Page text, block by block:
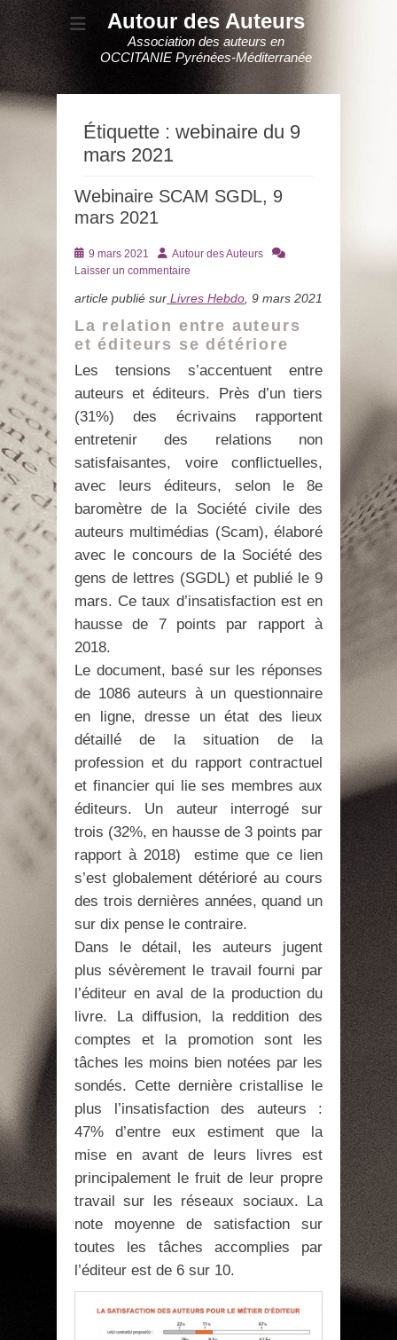
Autour des Auteurs
Association des auteurs en
OCCITANIE Pyrénées-Méditerranée
Étiquette : webinaire du 9
mars 2021
Webinaire SCAM SGDL, 9
mars 2021
Posté
le
9 mars 2021 AuteurAutour des Auteurs
Laisser un commentaire
article publié sur Livres Hebdo , 9 mars 2021
La relation entre auteurs
et éditeurs se détériore
Les tensions s’accentuent entre
auteurs et éditeurs. Près d’un tiers
(31%) des écrivains rapportent
entretenir des relations non
satisfaisantes, voire conflictuelles,
avec leurs éditeurs, selon le 8e
baromètre de la Société civile des
auteurs multimédias (Scam), élaboré
avec le concours de la Société des
gens de lettres (SGDL) et publié le 9
mars. Ce taux d’insatisfaction est en
hausse de 7 points par rapport à
2018.
Le document, basé sur les réponses
de 1086 auteurs à un questionnaire
en ligne, dresse un état des lieux
détaillé de la situation de la
profession et du rapport contractuel
et financier qui lie ses membres aux
éditeurs. Un auteur interrogé sur
trois (32%, en hausse de 3 points par
rapport à 2018) estime que ce lien
s’est globalement détérioré au cours
des trois dernières années, quand un
sur dix pense le contraire.
Dans le détail, les auteurs jugent
plus sévèrement le travail fourni par
l’éditeur en aval de la production du
livre. La diffusion, la reddition des
comptes et la promotion sont les
tâches les moins bien notées par les
sondés. Cette dernière cristallise le
plus l’insatisfaction des auteurs :
47% d’entre eux estiment que la
mise en avant de leurs livres est
principalement le fruit de leur propre
travail sur les réseaux sociaux. La
note moyenne de satisfaction sur
toutes les tâches accomplies par
l’éditeur est de 6 sur 10.